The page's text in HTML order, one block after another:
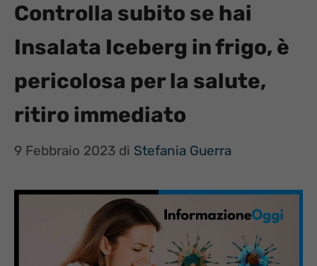
Controlla subito se hai
Insalata Iceberg in frigo, è
pericolosa per la salute,
ritiro immediato
9 Febbraio 2023 di Stefania Guerra